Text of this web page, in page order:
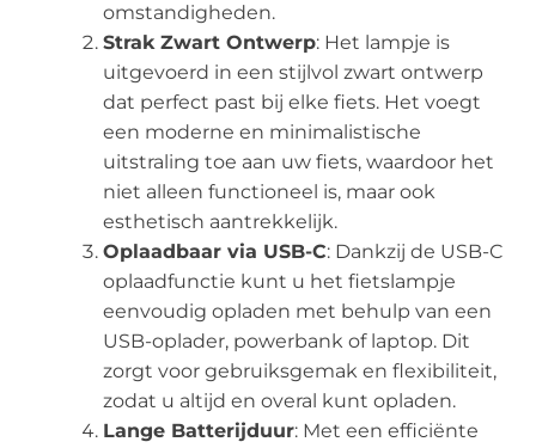
omstandigheden.
Strak Zwart Ontwerp: Het lampje is
uitgevoerd in een stijlvol zwart ontwerp
dat perfect past bij elke fiets. Het voegt
een moderne en minimalistische
uitstraling toe aan uw fiets, waardoor het
niet alleen functioneel is, maar ook
esthetisch aantrekkelijk.
Oplaadbaar via USB-C: Dankzij de USB-C
oplaadfunctie kunt u het fietslampje
eenvoudig opladen met behulp van een
USB-oplader, powerbank of laptop. Dit
zorgt voor gebruiksgemak en flexibiliteit,
zodat u altijd en overal kunt opladen.
Lange Batterijduur: Met een efficiënte